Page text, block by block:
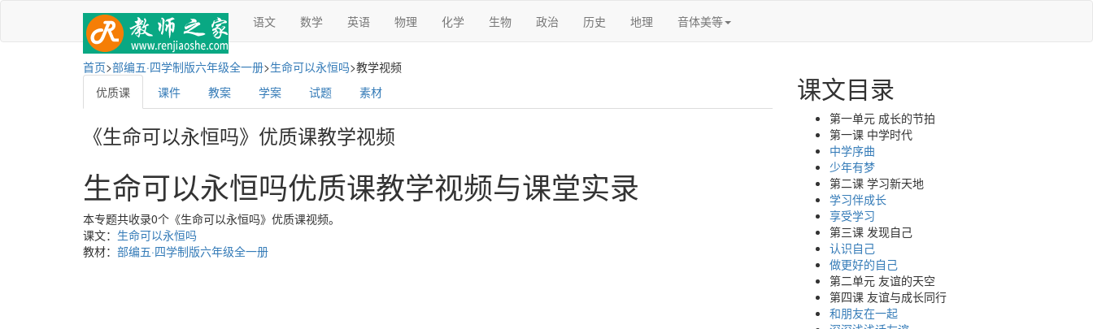
语文 数学 英语 物理 化学 生物 政治 历史 地理 音体美等
首页>部编五·四学制版六年级全一册>生命可以永恒吗>教学视频
优质课
课件 教案 学案 试题 素材
《生命可以永恒吗》优质课教学视频
生命可以永恒吗优质课教学视频与课堂实录
本专题共收录0个《生命可以永恒吗》优质课视频。
课文： 生命可以永恒吗
教材： 部编五·四学制版六年级全一册
课文目录
第一单元 成长的节拍
第一课 中学时代
中学序曲
少年有梦
第二课 学习新天地
学习伴成长
享受学习
第三课 发现自己
认识自己
做更好的自己
第二单元 友谊的天空
第四课 友谊与成长同行
和朋友在一起